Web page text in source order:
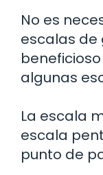
No es
escalas de
algunas
La escala
escala
punto de